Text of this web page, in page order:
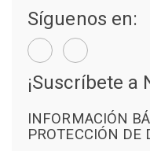
Síguenos en:
¡Suscríbete a
INFORMACIÓN
PROTECCIÓN DE